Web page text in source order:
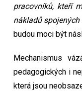
pracovníků, kteří
nákladů
budou moci být
Mechanismus
pedagogických i
která jsou